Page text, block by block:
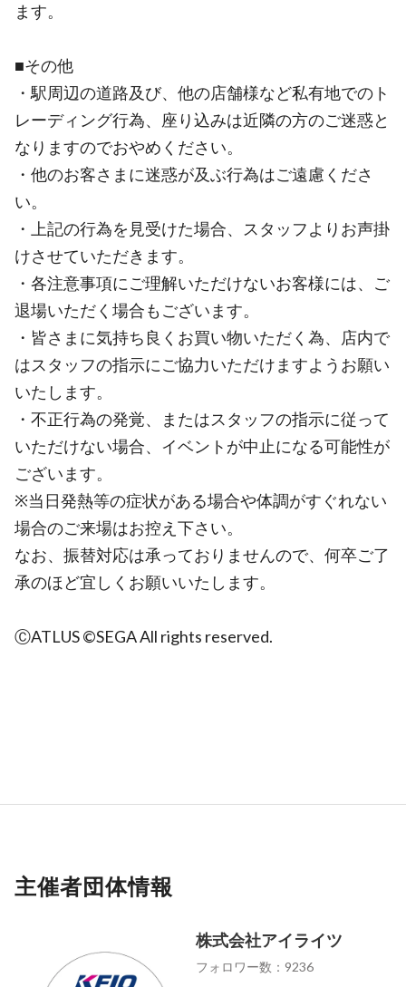
ます。
■その他
・駅周辺の道路及び、他の店舗様など私有地でのト
レーディング行為、座り込みは近隣の方のご迷惑と
なりますのでおやめください。
・他のお客さまに迷惑が及ぶ行為はご遠慮くださ
い。
・上記の行為を見受けた場合、スタッフよりお声掛
けさせていただきます。
・各注意事項にご理解いただけないお客様には、ご
退場いただく場合もございます。
・皆さまに気持ち良くお買い物いただく為、店内で
はスタッフの指示にご協力いただけますようお願い
いたします。
・不正行為の発覚、またはスタッフの指示に従って
いただけない場合、イベントが中止になる可能性が
ございます。
※当日発熱等の症状がある場合や体調がすぐれない
場合のご来場はお控え下さい。
なお、振替対応は承っておりませんので、何卒ご了
承のほど宜しくお願いいたします。
ⒸATLUS ©SEGA All rights reserved.
主催者団体情報
株式会社アイライツ
フォロワー数：9236